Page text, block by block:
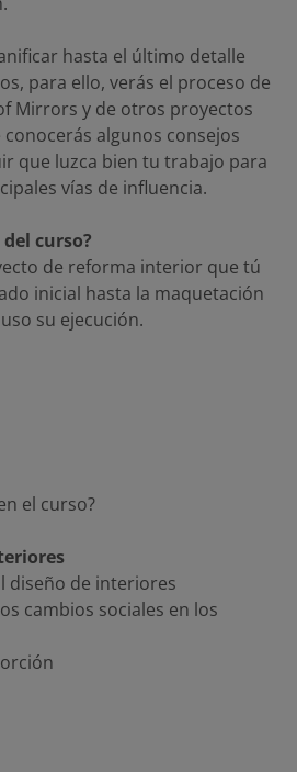
hasta el último detalle
para ello, verás el proceso de
Mirrors y de otros proyectos
algunos consejos
que luzca bien tu trabajo para
vías de influencia.
curso?
de reforma interior que tú
inicial hasta la maquetación
su ejecución.
el curso?
diseño de interiores
cambios sociales en los